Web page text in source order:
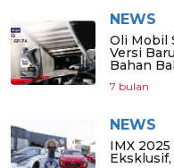
NEWS
Oli Mobil
Versi
Bahan
7 bulan
NEWS
IMX